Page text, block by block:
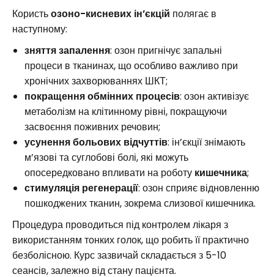
Користьозоно-кисневих ін’єкцій полягає в
наступному:
зняття запалення: озон пригнічує запальні
процеси в тканинах, що особливо важливо при
хронічних захворюваннях ШКТ;
покращення обмінних процесів: озон активізує
метаболізм на клітинному рівні, покращуючи
засвоєння поживних речовин;
усунення больових відчуттів: ін’єкції знімають
м’язові та суглобові болі, які можуть
опосередковано впливати на роботу кишечника;
стимуляція регенерації: озон сприяє відновленню
пошкоджених тканин, зокрема слизової кишечника.
Процедура проводиться під контролем лікаря з
використанням тонких голок, що робить її практично
безболісною. Курс зазвичай складається з 5-10
сеансів, залежно від стану пацієнта.